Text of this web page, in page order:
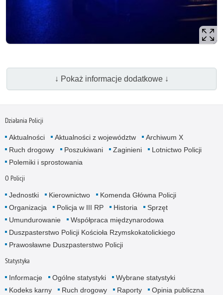
↓ Pokaż informacje dodatkowe ↓
Działania Policji
Aktualności Aktualności z województw
Archiwum X
Ruch drogowy
Poszukiwani Zaginieni
Lotnictwo Policji
Polemiki i sprostowania
O Policji
Jednostki Kierownictwo
Komenda Główna Policji
Organizacja
Policja w III RP Historia
Sprzęt
Umundurowanie
Współpraca międzynarodowa
Duszpasterstwo Policji Kościoła Rzymskokatolickiego
Prawosławne Duszpasterstwo Policji
Statystyka
Informacje Ogólne statystyki
Wybrane statystyki
Kodeks karny
Ruch drogowy Raporty Opinia publiczna